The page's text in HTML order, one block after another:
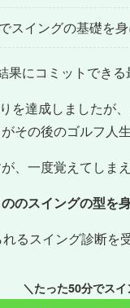
イングの基礎を身
果にコミットできる
を達成しましたが
その後のゴルフ人
、一度覚えてしま
のスイングの型を
るスイング診断を
＼たった50分でス